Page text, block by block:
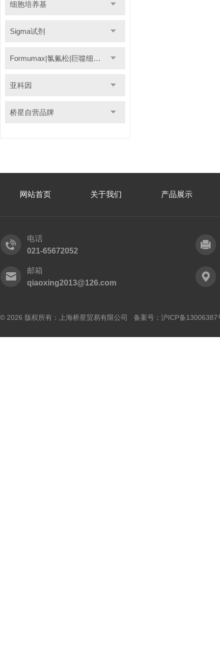
细胞培养基
Sigma试剂
Formumax|氯氟松|巨噬细胞清除剂
亚科因
桥星自营品牌
网站首页 关于我们 产品展示
电话
021-65672052
邮箱
qiaoxing2013@126.com
© 2026 版权所有：上海桥星贸易有限公司 备案号： 沪ICP备13006387